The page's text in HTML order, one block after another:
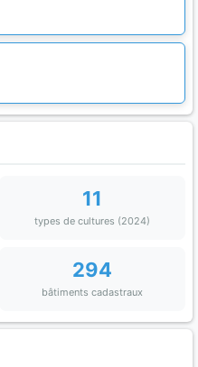
11
types de cultures (2024)
294
bâtiments cadastraux